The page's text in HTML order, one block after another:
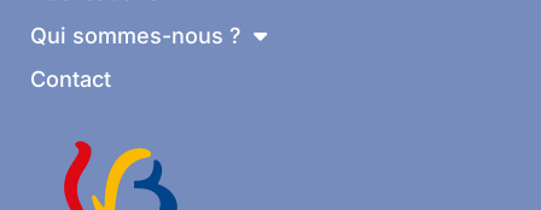
Qui sommes-nous ?
Contact